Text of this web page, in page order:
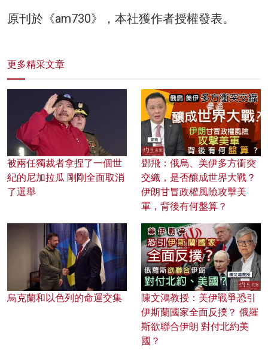
原刊於《am730》，本社獲作者授權發表。
更多精采文章
被兩任獨裁者拿捏了一個世
紀的尼加拉瓜 剛剛全面取消
了選舉
鄧飛：俄烏、美伊多方衝突
交織，是否釀成世界大戰？
伊朗甘冒政權風險攻擊美
軍，背後有何盤算？
烏克蘭和以色列的命運交集
陳文鴻教授：美伊戰爭恐引
伊斯蘭國家全面反撲？ 俄羅
斯欲聯合伊朗 對付北約美
國？